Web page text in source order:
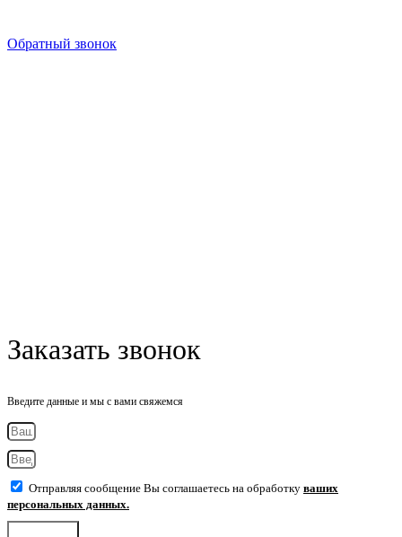
Обратный звонок
Заказать звонок
Введите данные и мы с вами свяжемся
Отправляя сообщение Вы соглашаетесь на обработку ваших
персональных данных.